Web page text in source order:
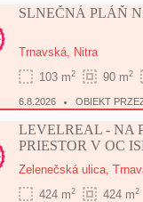
SLNEČNÁ PLÁŇ
Trnavská,
Nitra
103 m2 90 m2
6.8.2026 OBIEKT
LEVELREAL - NA
PRIESTOR V OC
Zelenečská ulica,
424 m2 424 m2